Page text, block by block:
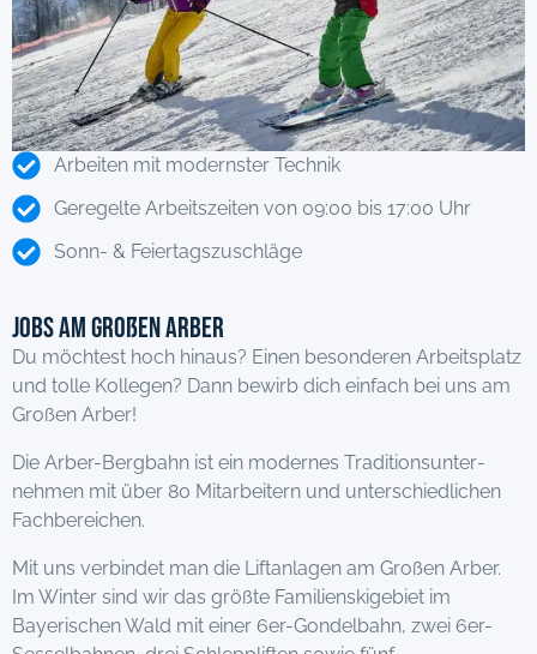
Jobs am Großen Arber
Du möchtest hoch hinaus? Einen besonderen Arbeitsplatz
und tolle Kollegen? Dann bewirb dich einfach bei uns am
Großen Arber!
Die Arber-Bergbahn ist ein modernes Traditions­unter­
nehmen mit über 80 Mitarbeitern und unterschiedlichen
Fachbereichen.
Mit uns verbindet man die Liftanlagen am Großen Arber.
Im Winter sind wir das größte Familienskigebiet im
Bayerischen Wald mit einer 6er-Gondelbahn, zwei 6er-
Arbeiten mit modernster Technik
Geregelte Arbeitszeiten von 09:00 bis 17:00 Uhr
Sonn- & Feiertagszuschläge